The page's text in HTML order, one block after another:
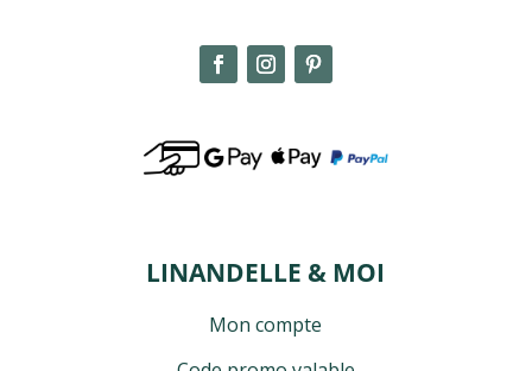
LINANDELLE & MOI
Mon compte